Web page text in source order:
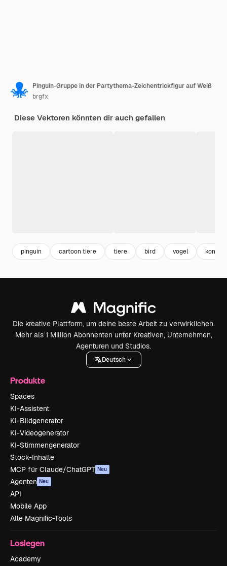
Pinguin-Gruppe in der Partythema-Zeichentrickfigur auf Weiß
brgfx
Diese Vektoren könnten dir auch gefallen
pinguin cartoon tiere tiere bird vogel konfetti
Die kreative Plattform, um deine beste Arbeit zu verwirklichen.
Mehr als 1 Million Abonnenten unter Kreativen, Unternehmen,
Agenturen und Studios.
Deutsch
Produkte
Spaces
KI-Assistent
KI-Bildgenerator
KI-Videogenerator
KI-Stimmengenerator
Stock-Inhalte
MCP für Claude/ChatGPT Neu
Agenten Neu
API
Mobile App
Alle Magnific-Tools
Loslegen
Academy